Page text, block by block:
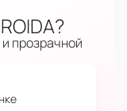
прозрачной